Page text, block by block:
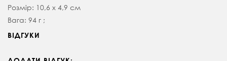
Розмір: 10,6 х 4,9 см
Вага: 94 г ;
ВІДГУКИ